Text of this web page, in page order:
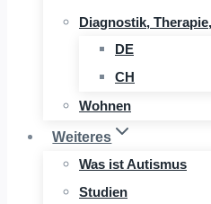
Diagnostik,
DE
CH
Wohnen
Weiteres
Was ist Autismus
Studien